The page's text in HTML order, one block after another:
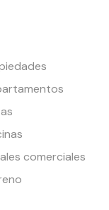
comerciales